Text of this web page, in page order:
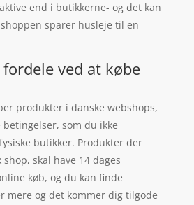
end i butikkerne- og det kan
sparer husleje til en
fordele ved at købe
produkter i danske webshops,
som du ikke
butikker. Produkter der
skal have 14 dages
køb, og du kan finde
mere og det kommer dig tilgode